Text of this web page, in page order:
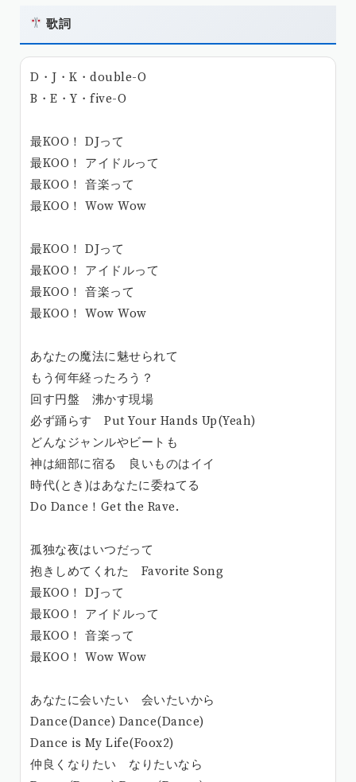
歌詞
D・J・K・double-O
B・E・Y・five-O
最KOO！ DJって
最KOO！ アイドルって
最KOO！ 音楽って
最KOO！ Wow Wow
最KOO！ DJって
最KOO！ アイドルって
最KOO！ 音楽って
最KOO！ Wow Wow
あなたの魔法に魅せられて
もう何年経ったろう？
回す円盤 沸かす現場
必ず踊らす Put Your Hands Up(Yeah)
どんなジャンルやビートも
神は細部に宿る 良いものはイイ
時代(とき)はあなたに委ねてる
Do Dance！Get the Rave.
孤独な夜はいつだって
抱きしめてくれた Favorite Song
最KOO！ DJって
最KOO！ アイドルって
最KOO！ 音楽って
最KOO！ Wow Wow
あなたに会いたい 会いたいから
Dance(Dance) Dance(Dance)
Dance is My Life(Foox2)
仲良くなりたい なりたいなら